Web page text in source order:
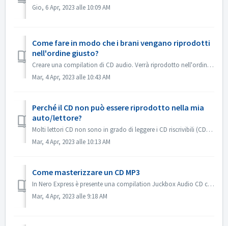
Gio, 6 Apr, 2023 alle 10:09 AM
Come fare in modo che i brani vengano riprodotti
nell'ordine giusto?
Creare una compilation di CD audio. Verrà riprodotto nell'ordine in cui sono stati aggiunti i file. Se si crea con un'altra compilation, verrà maste...
Mar, 4 Apr, 2023 alle 10:43 AM
Perché il CD non può essere riprodotto nella mia
auto/lettore?
Molti lettori CD non sono in grado di leggere i CD riscrivibili (CD-RW). Pertanto, per la masterizzazione dei CD audio è necessario utilizzare i normali CD-...
Mar, 4 Apr, 2023 alle 10:13 AM
Come masterizzare un CD MP3
In Nero Express è presente una compilation Juckbox Audio CD che crea un CD con tutti i vostri file MP3, WMA o Nero AAC preferiti che possono essere riprodot...
Mar, 4 Apr, 2023 alle 9:18 AM